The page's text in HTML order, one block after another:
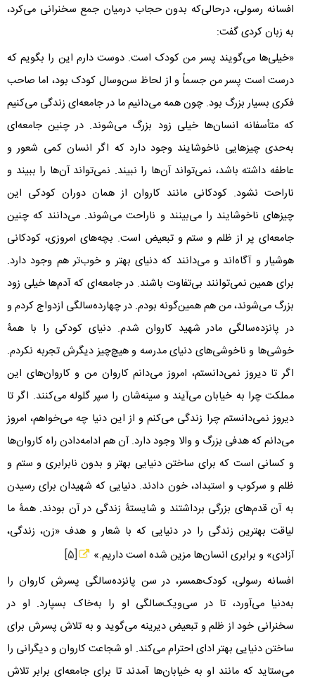
افسانه رسولی، درحالی‌که بدون حجاب درمیان جمع سخنرانی می‌کرد،
به زبان کردی گفت:
«خیلی‌ها می‌گویند پسر من کودک است. دوست دارم این را بگویم که
درست است پسر من جسماً و از لحاظ سن‌وسال کودک بود، اما صاحب
فکری بسیار بزرگ بود. چون همه می‌دانیم ما در جامعه‌ای زندگی می‌کنیم
که متأسفانه انسان‌ها خیلی زود بزرگ می‌شوند. در چنین جامعه‌ای
به‌حدی چیزهایی ناخوشایند وجود دارد که اگر انسان کمی شعور و
عاطفه داشته باشد، نمی‌تواند آن‌ها را نبیند. نمی‌تواند آن‌ها را ببیند و
ناراحت نشود. کودکانی مانند کاروان از همان دوران کودکی این
چیزهای ناخوشایند را می‌بینند و ناراحت می‌شوند. می‌دانند که چنین
جامعه‌ای پر از ظلم و ستم و تبعیض است. بچه‌های امروزی، کودکانی
هوشیار و آگاه‌اند و می‌دانند که دنیای بهتر و خوب‌تر هم وجود دارد.
برای همین نمی‌توانند بی‌تفاوت باشند. در جامعه‌ای که آدم‌ها خیلی زود
بزرگ می‌شوند، من هم همین‌گونه بودم. در چهارده‌سالگی ازدواج کردم و
در پانزده‌سالگی مادر شهید کاروان شدم. دنیای کودکی را با همۀ
خوشی‌ها و ناخوشی‌های دنیای مدرسه و هیچ‌چیز دیگرش تجربه نکردم.
اگر تا دیروز نمی‌دانستم، امروز می‌دانم کاروان من و کاروان‌های این
مملکت چرا به خیابان می‌آیند و سینه‌شان را سپر گلوله می‌کنند. اگر تا
دیروز نمی‌دانستم چرا زندگی می‌کنم و از این دنیا چه می‌خواهم، امروز
می‌دانم که هدفی بزرگ و والا وجود دارد. آن هم ادامه‌دادن راه کاروان‌ها
و کسانی است که برای ساختن دنیایی بهتر و بدون نابرابری و ستم و
ظلم و سرکوب و استبداد، خون دادند. دنیایی که شهیدان برای رسیدن
به آن قدم‌های بزرگی برداشتند و شایستۀ زندگی در آن بودند. همۀ ما
لیاقت بهترین زندگی را در دنیایی که با شعار و هدف «زن، زندگی،
آزادی» و برابری انسان‌ها مزین شده است داریم.»
[5]
افسانه رسولی، کودک‌همسر، در سن پانزده‌سالگی پسرش کاروان را
به‌دنیا می‌آورد، تا در سی‌ویک‌سالگی او را به‌خاک بسپارد. او در
سخنرانی خود از ظلم و تبعیض دیرینه می‌گوید و به تلاش پسرش برای
ساختن دنیایی بهتر ادای احترام می‌کند. او شجاعت کاروان و دیگرانی را
می‌ستاید که مانند او به خیابان‌ها آمدند تا برای جامعه‌ای برابر تلاش